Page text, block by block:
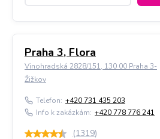
Praha 3, Flora
Vinohradská 2828/151, 130 00 Praha 3-
Žižkov
Telefon: +420 731 435 203
Info k zakázkám: +420 778 776 241
(1319)